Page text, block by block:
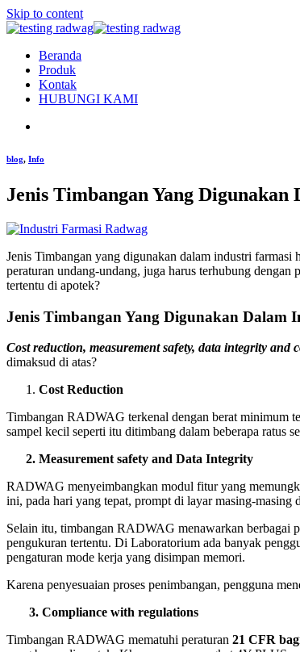
Skip to content
Beranda
Produk
Kontak
HUBUNGI KAMI
blog, Info
Jenis Timbangan Yang
Jenis Timbangan yang digunakan dalam industri farmasi
peraturan undang-undang, juga harus terhubung
tertentu di apotek?
Jenis Timbangan Yang Digunakan Dalam
Cost reduction, measurement safety, data integrity
dimaksud di atas?
Cost Reduction
Timbangan RADWAG terkenal dengan berat minimum
sampel kecil seperti itu ditimbang dalam beberapa ratus
2. Measurement safety and Data Integrity
RADWAG menyeimbangkan modul fitur yang
ini, pada hari yang tepat, prompt di layar masing-masing
Selain itu, timbangan RADWAG menawarkan berbagai
pengukuran tertentu. Di Laboratorium ada banyak
pengaturan mode kerja yang disimpan memori.
Karena penyesuaian proses penimbangan, pengguna
3. Compliance with regulations
Timbangan RADWAG mematuhi peraturan 21 CFR